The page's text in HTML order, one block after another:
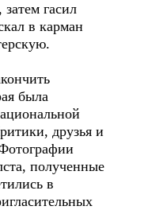
гасил
в карман
была
друзья и
полученные
в